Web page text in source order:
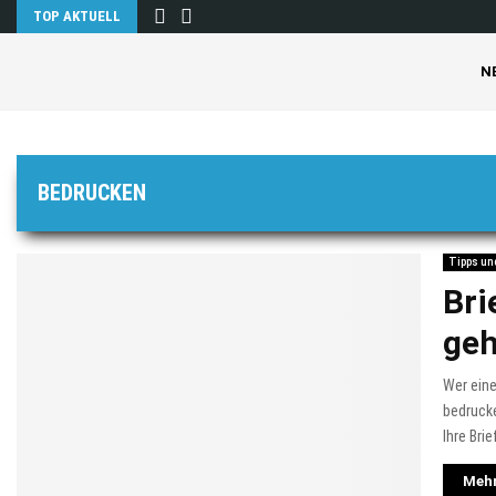
TOP AKTUELL
BEDRUCKEN
Tipps
Wer
Ihre